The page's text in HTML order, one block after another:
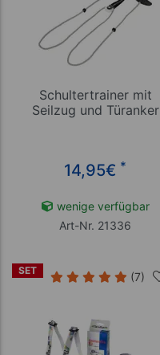
Schultertrainer mit
Seilzug und Türanker
14,95€ *
wenige verfügbar
Art-Nr. 21336
SET (7)